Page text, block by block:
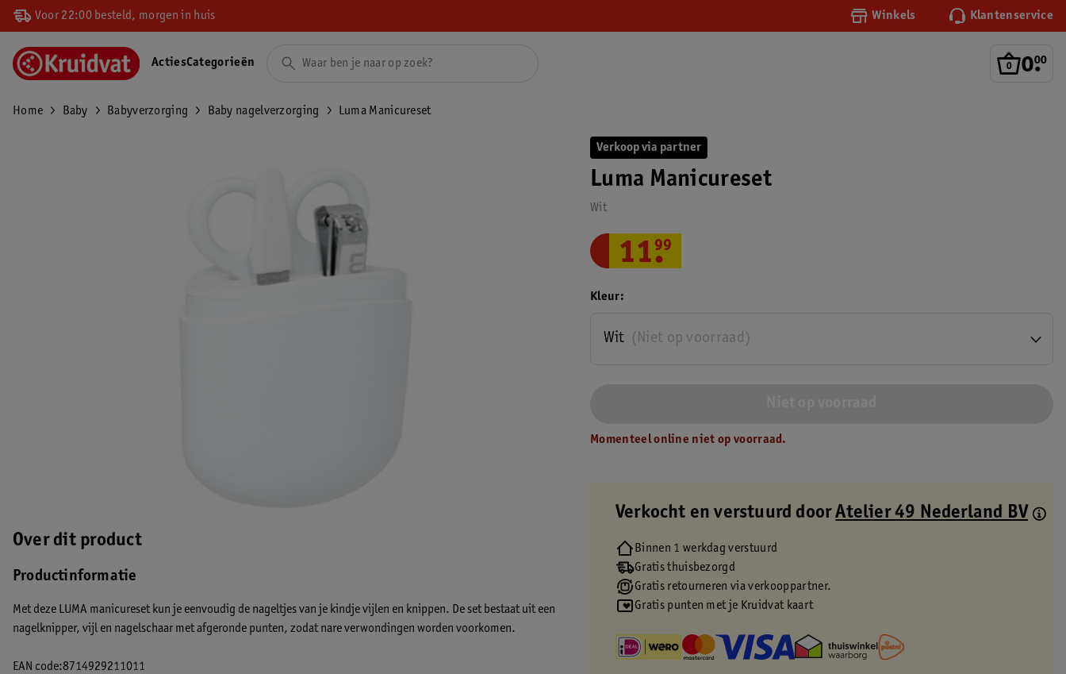
Voor 22:00 besteld, morgen in huis Winkels Klantenservice
0.
00
ActiesCategorieën
Home Baby Babyverzorging Baby nagelverzorging Luma Manicureset
Over dit product
Productinformatie
Met deze LUMA manicureset kun je eenvoudig de nageltjes van je kindje vijlen en knippen. De set bestaat uit een
nagelknipper, vijl en nagelschaar met afgeronde punten, zodat nare verwondingen worden voorkomen.
EAN code:8714929211011
Verkoop via partner
Luma Manicureset
Wit
11.
99
Kleur
(Niet op voorraad)
Wit
Momenteel online niet op voorraad.
Verkocht en verstuurd doorAtelier 49 Nederland BV
Binnen 1 werkdag verstuurd
Gratis thuisbezorgd
Gratis retourneren via verkooppartner.
Gratis punten met je Kruidvat kaart